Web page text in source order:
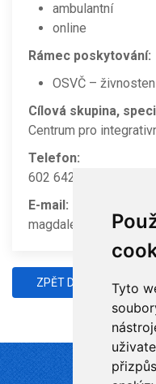
Tyto
ambulantní
online
Rámec poskytování:
OSVČ –
Cílová skupina,
Centrum pro
Telefon:
602 642 616
E-mail:
ZPĚT DO ADRESÁŘE